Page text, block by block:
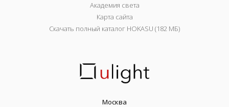
Академия света
Карта сайта
Скачать полный каталог HOKASU (182 МБ)
Москва